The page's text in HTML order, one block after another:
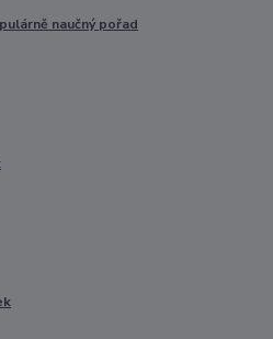
naučný pořad